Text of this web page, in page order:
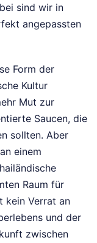
sind wir in
angepassten
Form der
Kultur
Mut zur
Saucen, die
sollten. Aber
einem
Raum für
kein Verrat an
und der
zwischen